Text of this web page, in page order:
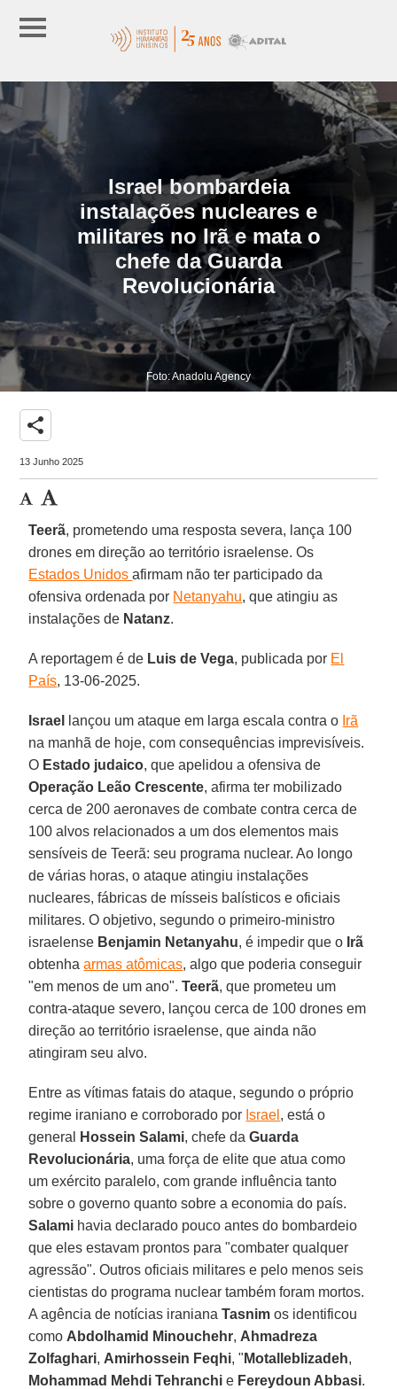
Israel bombardeia
instalações nucleares e
militares no Irã e mata o
chefe da Guarda
Revolucionária
Foto: Anadolu Agency
share
13 Junho 2025
Teerã, prometendo uma resposta severa, lança 100
drones em direção ao território israelense. Os
Estados Unidosafirmam não ter participado da
ofensiva ordenada por Netanyahu, que atingiu as
instalações de Natanz.
A reportagem é de Luis de Vega, publicada por El
País, 13-06-2025.
Israel lançou um ataque em larga escala contra o Irã
na manhã de hoje, com consequências imprevisíveis.
O Estado judaico, que apelidou a ofensiva de
Operação Leão Crescente, afirma ter mobilizado
cerca de 200 aeronaves de combate contra cerca de
100 alvos relacionados a um dos elementos mais
sensíveis de Teerã: seu programa nuclear. Ao longo
de várias horas, o ataque atingiu instalações
nucleares, fábricas de mísseis balísticos e oficiais
militares. O objetivo, segundo o primeiro-ministro
israelense Benjamin Netanyahu, é impedir que o Irã
obtenhaarmas atômicas, algo que poderia conseguir
"em menos de um ano".Teerã, que prometeu um
contra-ataque severo, lançou cerca de 100 drones em
direção ao território israelense, que ainda não
atingiram seu alvo.
Entre as vítimas fatais do ataque, segundo o próprio
regime iraniano e corroborado por Israel , está o
general
Hossein Salami, chefe daGuarda
Revolucionária, uma força de elite que atua como
um exército paralelo, com grande influência tanto
sobre o governo quanto sobre a economia do país.
Salami havia declarado pouco antes do bombardeio
que eles estavam prontos para "combater qualquer
agressão". Outros oficiais militares e pelo menos seis
cientistas do programa nuclear também foram mortos.
A agência de notícias iranianaTasnim os identificou
como Abdolhamid Minouchehr, Ahmadreza
Zolfaghari, Amirhossein Feqhi, " Motalleblizadeh,
Mohammad Mehdi Tehranchi e Fereydoun Abbasi.